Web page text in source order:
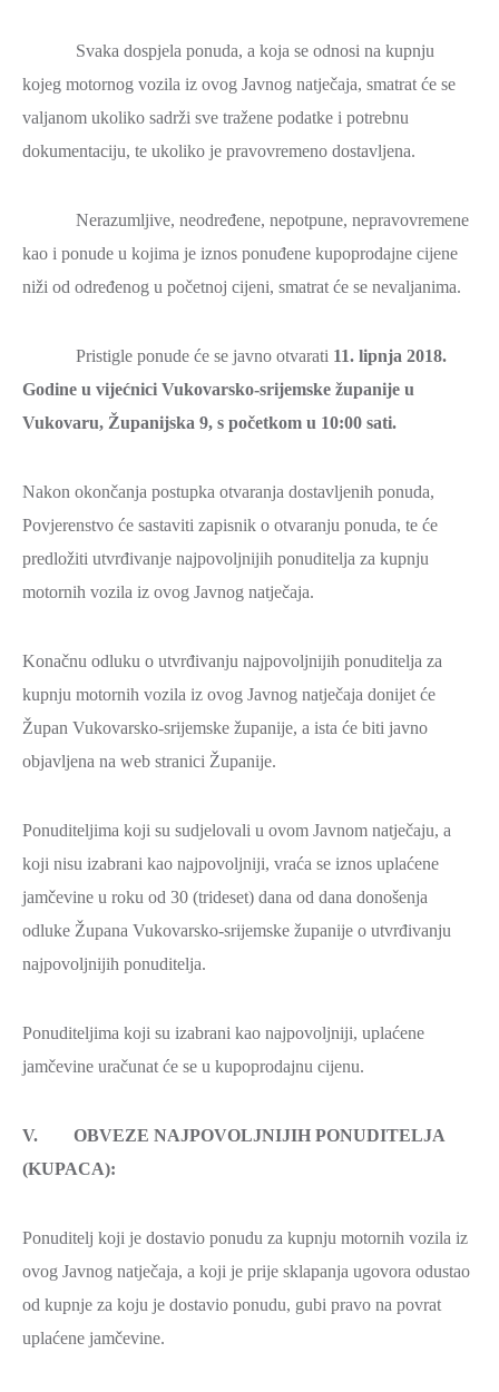
Svaka dospjela ponuda, a koja se odnosi na kupnju
kojeg motornog vozila iz ovog Javnog natječaja, smatrat će se
valjanom ukoliko sadrži sve tražene podatke i potrebnu
dokumentaciju, te ukoliko je pravovremeno dostavljena.
Nerazumljive, neodređene, nepotpune, nepravovremene
kao i ponude u kojima je iznos ponuđene kupoprodajne cijene
niži od određenog u početnoj cijeni, smatrat će se nevaljanima.
Pristigle ponude će se javno otvarati 11. lipnja 2018.
Godine u vijećnici Vukovarsko-srijemske županije u
Vukovaru, Županijska 9, s početkom u 10:00 sati.
Nakon okončanja postupka otvaranja dostavljenih ponuda,
Povjerenstvo će sastaviti zapisnik o otvaranju ponuda, te će
predložiti utvrđivanje najpovoljnijih ponuditelja za kupnju
motornih vozila iz ovog Javnog natječaja.
Konačnu odluku o utvrđivanju najpovoljnijih ponuditelja za
kupnju motornih vozila iz ovog Javnog natječaja donijet će
Župan Vukovarsko-srijemske županije, a ista će biti javno
objavljena na web stranici Županije.
Ponuditeljima koji su sudjelovali u ovom Javnom natječaju, a
koji nisu izabrani kao najpovoljniji, vraća se iznos uplaćene
jamčevine u roku od 30 (trideset) dana od dana donošenja
odluke Župana Vukovarsko-srijemske županije o utvrđivanju
najpovoljnijih ponuditelja.
Ponuditeljima koji su izabrani kao najpovoljniji, uplaćene
jamčevine uračunat će se u kupoprodajnu cijenu.
V. OBVEZE NAJPOVOLJNIJIH PONUDITELJA
(KUPACA):
Ponuditelj koji je dostavio ponudu za kupnju motornih vozila iz
ovog Javnog natječaja, a koji je prije sklapanja ugovora odustao
od kupnje za koju je dostavio ponudu, gubi pravo na povrat
uplaćene jamčevine.